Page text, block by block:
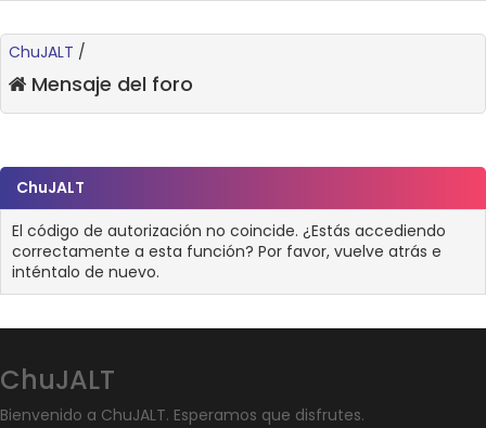
ChuJALT /
Mensaje del foro
ChuJALT
El código de autorización no coincide. ¿Estás accediendo
correctamente a esta función? Por favor, vuelve atrás e
inténtalo de nuevo.
ChuJALT
Bienvenido a ChuJALT. Esperamos que disfrutes.